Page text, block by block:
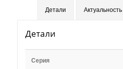
Детали
Детали
Серия